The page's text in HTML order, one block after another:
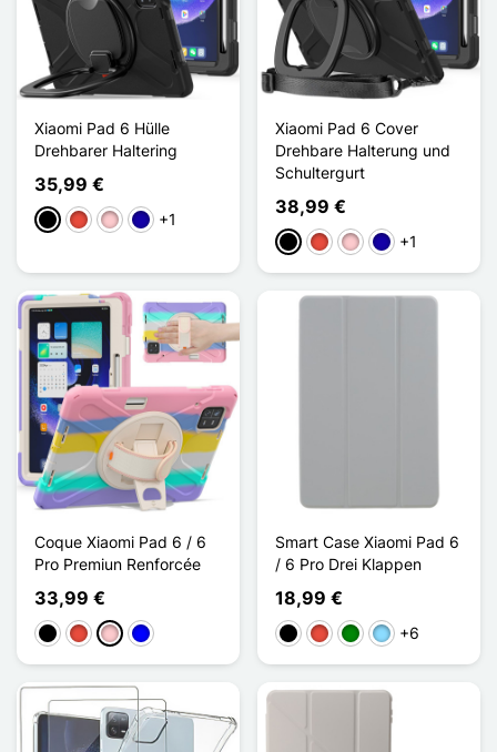
Xiaomi Pad 6 Hülle
Drehbarer Haltering
35,99 €
Schwarz
Rot PinkDunkelblau
+1
Xiaomi Pad 6 Cover
Drehbare Halterung und
Schultergurt
38,99 €
Schwarz
Rot PinkDunkelblau
+1
Coque Xiaomi Pad 6 / 6
Pro Premiun Renforcée
33,99 €
Schwarz
Rot PinkBlau
Smart Case Xiaomi Pad 6
/ 6 Pro Drei Klappen
18,99 €
Schwarz
Rot GrünHellblau
+6